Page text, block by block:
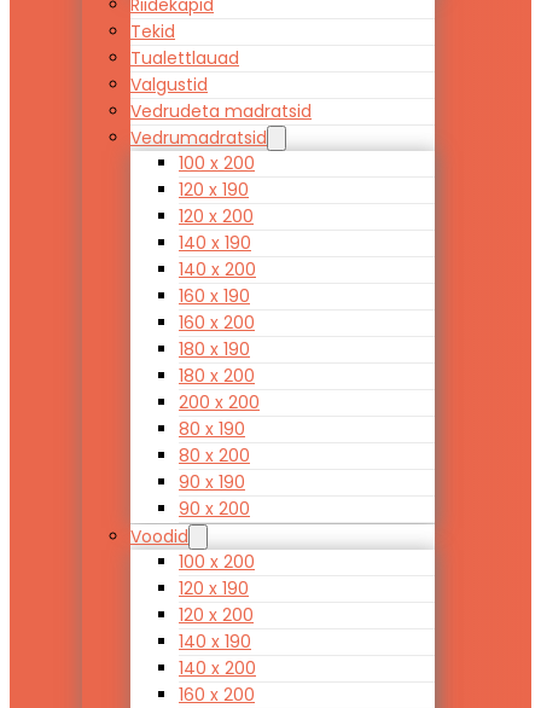
Riidekapid
Tekid
Tualettlauad
Valgustid
Vedrudeta madratsid
Vedrumadratsid
100 x 200
120 x 190
120 x 200
140 x 190
140 x 200
160 x 190
160 x 200
180 x 190
180 x 200
200 x 200
80 x 190
80 x 200
90 x 190
90 x 200
Voodid
100 x 200
120 x 190
120 x 200
140 x 190
140 x 200
160 x 200